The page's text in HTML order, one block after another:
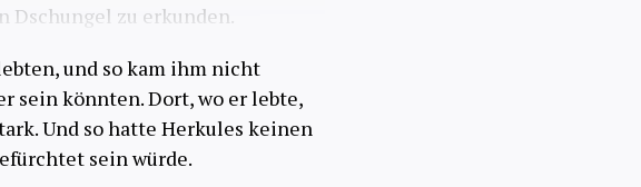
Dschungel zu erkunden.
und so kam ihm nicht
sein könnten. Dort, wo er lebte,
Und so hatte Herkules keinen
sein würde.